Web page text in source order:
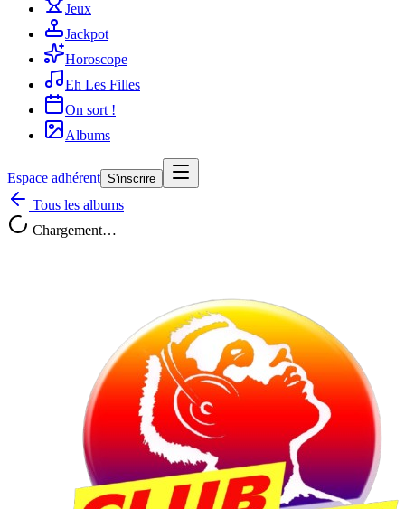
Jeux
Jackpot
Horoscope
Eh Les Filles
On sort !
Albums
Espace adhérent S'inscrire
Tous les albums
Chargement…